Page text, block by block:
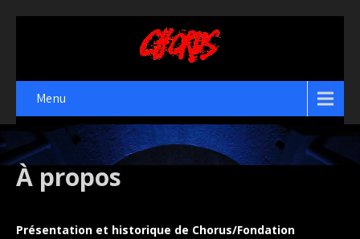
Menu
À propos
Présentation et historique de Chorus/Fondation